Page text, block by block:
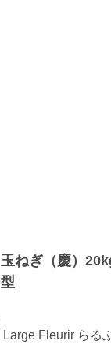
玉ねぎ（慶）
Fleurir らる